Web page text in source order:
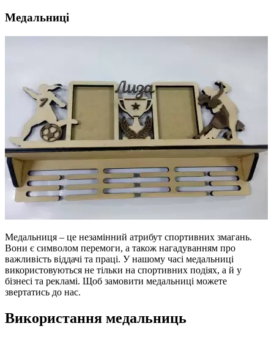
Медальниці
Медальниця – це незамінний атрибут спортивних змагань.
Вони є символом перемоги, а також нагадуванням про
важливість віддачі та праці. У нашому часі медальниці
використовуються не тільки на спортивних подіях, а й у
бізнесі та рекламі. Щоб замовити медальниці можете
звертатись до нас.
Використання медальниць